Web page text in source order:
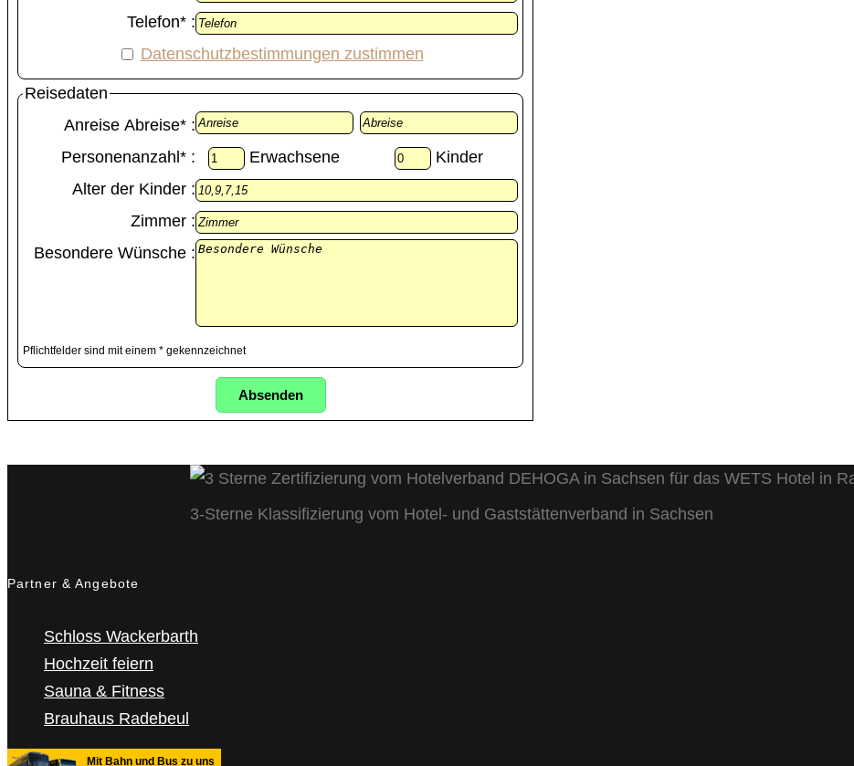
Telefon* :
Datenschutzbestimmungen zustimmen
Reisedaten
Anreise Abreise* :
Personenanzahl* :
Erwachsene
Kinder
Alter der Kinder :
Zimmer :
Besondere Wünsche :
Pflichtfelder sind mit einem * gekennzeichnet
Absenden
3-Sterne Klassifizierung vom Hotel- und Gaststättenverband in Sachsen
Partner & Angebote
Schloss Wackerbarth
Hochzeit feiern
Sauna & Fitness
Brauhaus Radebeul